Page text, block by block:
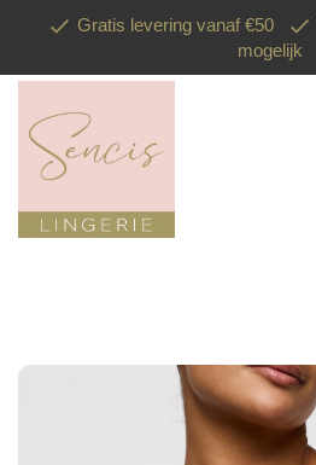
Gratis levering vanaf €50
mogelijk